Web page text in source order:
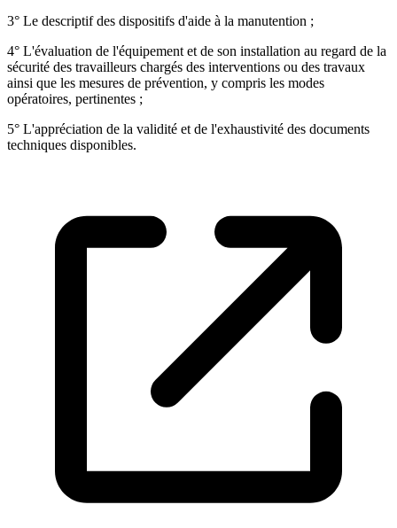
3° Le descriptif des dispositifs d'aide à la manutention ;
4° L'évaluation de l'équipement et de son installation au regard de la
sécurité des travailleurs chargés des interventions ou des travaux
ainsi que les mesures de prévention, y compris les modes
opératoires, pertinentes ;
5° L'appréciation de la validité et de l'exhaustivité des documents
techniques disponibles.